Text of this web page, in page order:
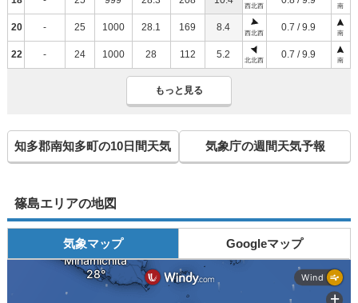
西北西 南
20 - 25 1000 28.1 169 8.4
西北西
0.7 / 9.9
南
22 - 24 1000 28 112 5.2
北北西
0.7 / 9.9
南
もっと見る
知多郡南知多町の10日間天気 気象庁の週間天気予報
篠島エリアの地図
気象マップ Googleマップ